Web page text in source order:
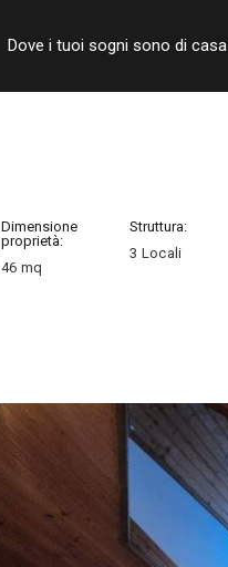
Dove i tuoi sogni sono di casa
Dimensione
proprietà:
46 mq
Struttura:
3 Locali